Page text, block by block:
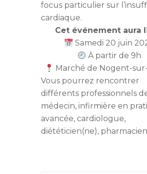
focus particulier sur
cardiaque.
Cet événement aura
Samedi 20 juin
À partir de 9h
Marché de Nogent-
Vous pourrez rencontrer
différents professionnels
médecin, infirmière en
avancée, cardiologue,
diététicien(ne),